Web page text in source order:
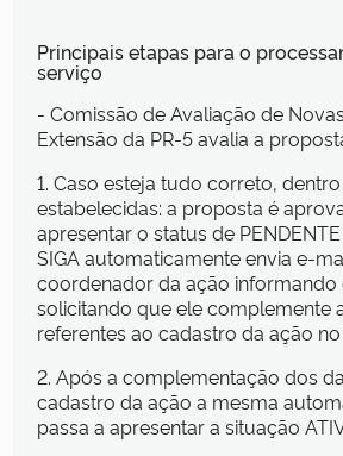
Principais etapas para o
serviço
- Comissão de Avaliação de
Extensão da PR-5 avalia a
1. Caso esteja tudo correto,
estabelecidas: a proposta é
apresentar o status de PENDENTE
SIGA automaticamente envia e-
coordenador da ação informando
solicitando que ele complemente
referentes ao cadastro da ação no
2. Após a complementação dos
cadastro da ação a mesma
passa a apresentar a situação